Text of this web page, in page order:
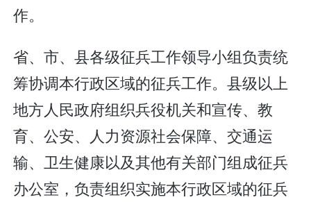
作。
省、市、县各级征兵工作领导小组负责统
筹协调本行政区域的征兵工作。县级以上
地方人民政府组织兵役机关和宣传、教
育、公安、人力资源社会保障、交通运
输、卫生健康以及其他有关部门组成征兵
办公室，负责组织实施本行政区域的征兵